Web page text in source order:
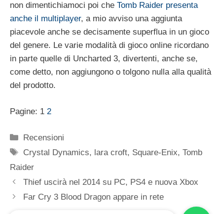
non dimentichiamoci poi che Tomb Raider presenta
anche il multiplayer, a mio avviso una aggiunta
piacevole anche se decisamente superflua in un gioco
del genere. Le varie modalità di gioco online ricordano
in parte quelle di Uncharted 3, divertenti, anche se,
come detto, non aggiungono o tolgono nulla alla qualità
del prodotto.
Pagine: 1 2
Categorie
Recensioni
Tag
Crystal Dynamics, lara croft, Square-Enix,Tomb
Raider
Thief uscirà nel 2014 su PC, PS4 e nuova Xbox
Far Cry 3 Blood Dragon appare in rete